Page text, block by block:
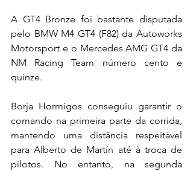
A GT4 Bronze foi bastante disputada
pelo BMW M4 GT4 (F82) da Autoworks
Motorsport e o Mercedes AMG GT4 da
NM Racing Team número cento e
quinze.
Borja Hormigos conseguiu garantir o
comando na primeira parte da corrida,
mantendo uma distância respeitável
para Alberto de Martín até à troca de
pilotos. No entanto, na segunda